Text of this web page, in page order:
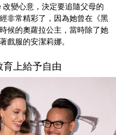
變心意，決定要追隨父母的
非常精彩了，因為她曾在《黑
候的奧蘿拉公主，當時除了她
戲服的安潔莉娜。
育上給予自由